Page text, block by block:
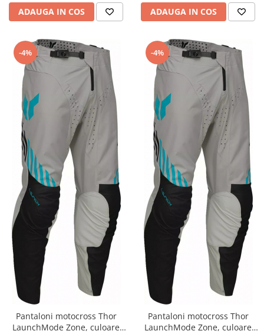
ADAUGA IN COS ADAUGA IN COS
-4%
Pantaloni motocross Thor
LaunchMode Zone, culoare
-4%
Pantaloni motocross Thor
LaunchMode Zone, culoare